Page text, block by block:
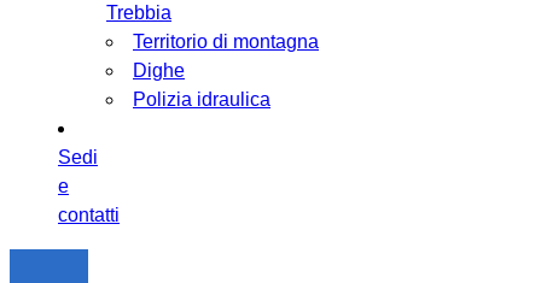
Trebbia
Territorio di montagna
Dighe
Polizia idraulica
Sedi
e
contatti